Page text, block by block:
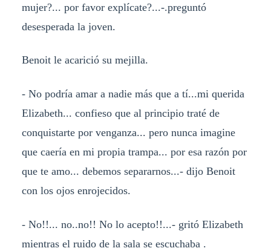
mujer?... por favor explícate?...-.preguntó
desesperada la joven.
Benoit le acarició su mejilla.
- No podría amar a nadie más que a tí...mi querida
Elizabeth... confieso que al principio traté de
conquistarte por venganza... pero nunca imagine
que caería en mi propia trampa... por esa razón por
que te amo... debemos separarnos...- dijo Benoit
con los ojos enrojecidos.
- No!!... no..no!! No lo acepto!!...- gritó Elizabeth
mientras el ruido de la sala se escuchaba .